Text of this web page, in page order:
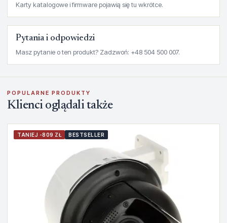
Karty katalogowe i firmware pojawią się tu wkrótce.
Pytania i odpowiedzi
Masz pytanie o ten produkt? Zadzwoń: +48 504 500 007.
POPULARNE PRODUKTY
Klienci oglądali także
TANIEJ -809 ZŁ BESTSELLER